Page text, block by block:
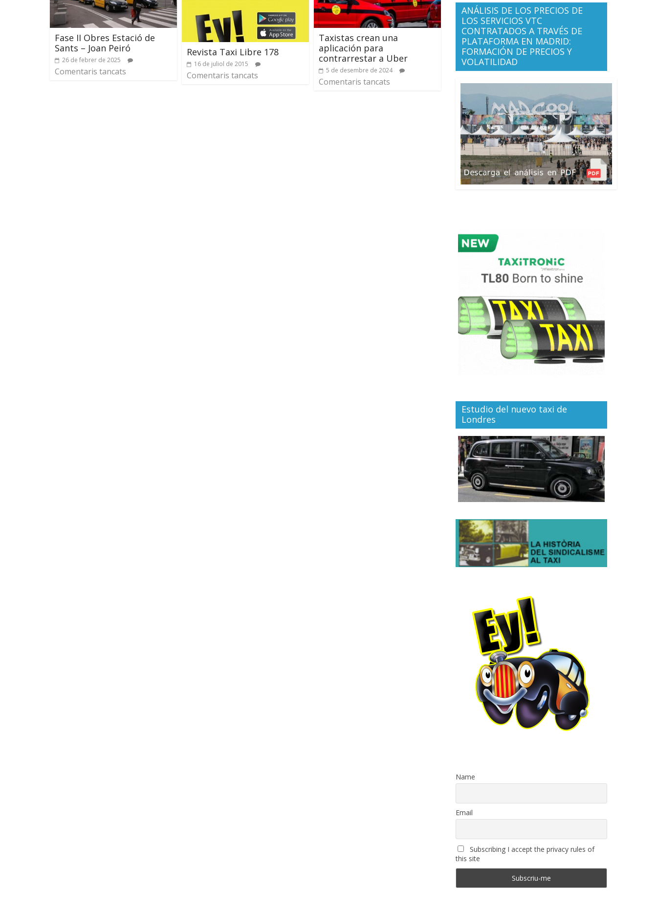
Fase II Obres Estació de
Sants – Joan Peiró
26 de febrer de 2025
Comentaris tancats
Revista Taxi Libre 178
16 de juliol de 2015
Comentaris tancats
Taxistas crean una
aplicación para
contrarrestar a Uber
5 de desembre de 2024
Comentaris tancats
ANÁLISIS DE LOS PRECIOS DE
LOS SERVICIOS VTC
CONTRATADOS A TRAVÉS DE
PLATAFORMA EN MADRID:
FORMACIÓN DE PRECIOS Y
VOLATILIDAD
Estudio del nuevo taxi de
Londres
Name
Email
Subscribing I accept the privacy rules of
this site